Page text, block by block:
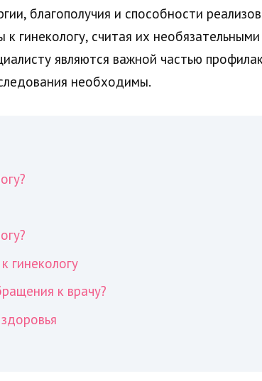
благополучия и способности
гинекологу, считая их
являются важной частью
необходимы.
гинекологу
к врачу?